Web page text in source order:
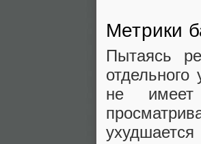
Метрики
Пытаясь
не